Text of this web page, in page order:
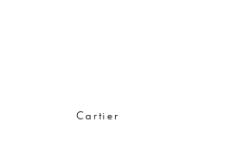
Cartier